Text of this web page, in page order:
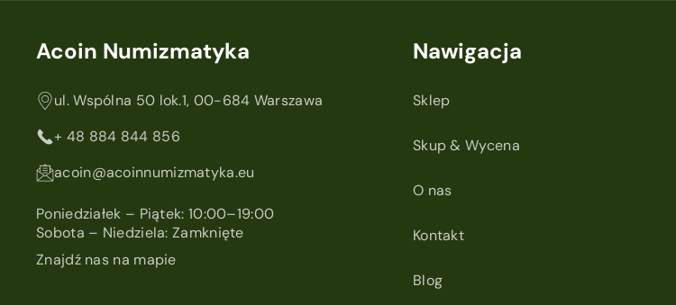
Acoin Numizmatyka
ul. Wspólna 50 lok.1, 00-684 Warszawa
+ 48 884 844 856
acoin@acoinnumizmatyka.eu
Poniedziałek – Piątek: 10:00–19:00
Sobota – Niedziela: Zamknięte
Znajdź nas na mapie
Nawigacja
Sklep
Skup & Wycena
O nas
Kontakt
Blog